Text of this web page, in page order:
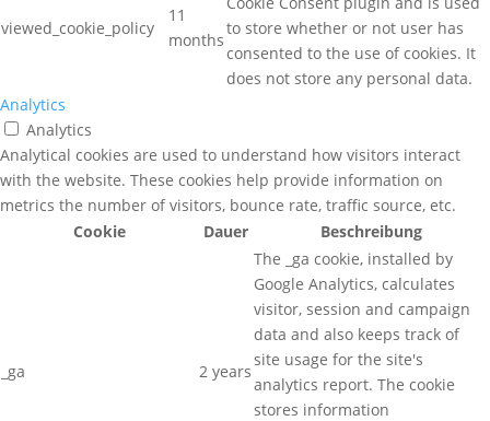
viewed_cookie_policy
11
months
to store whether or not user has
consented to the use of cookies. It
does not store any personal data.
Analytics
Analytics
Analytical cookies are used to understand how visitors interact
with the website. These cookies help provide information on
metrics the number of visitors, bounce rate, traffic source, etc.
Cookie
Dauer Beschreibung
_ga 2 years
The _ga cookie, installed by
Google Analytics, calculates
visitor, session and campaign
data and also keeps track of
site usage for the site's
analytics report. The cookie
stores information